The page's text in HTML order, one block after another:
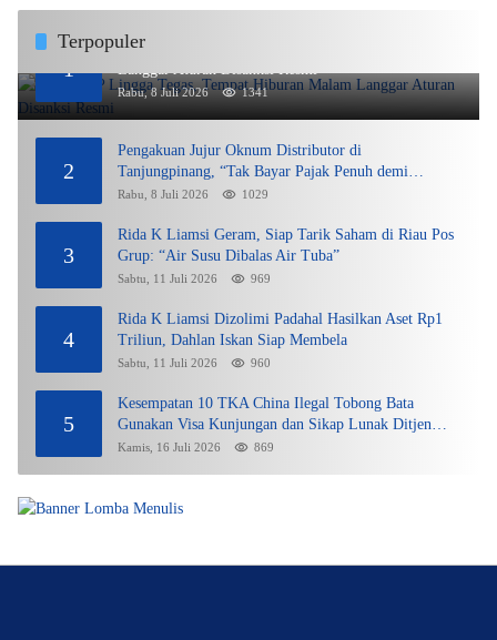
Terpopuler
1
DPMPTSP Lingga Tegas, Tempat Hiburan Malam
Langgar Aturan Disanksi Resmi
Rabu, 8 Juli 2026 1341
2
Pengakuan Jujur Oknum Distributor di
Tanjungpinang, “Tak Bayar Pajak Penuh demi
Untung”
Rabu, 8 Juli 2026 1029
3
Rida K Liamsi Geram, Siap Tarik Saham di Riau Pos
Grup: “Air Susu Dibalas Air Tuba”
Sabtu, 11 Juli 2026 969
4
Rida K Liamsi Dizolimi Padahal Hasilkan Aset Rp1
Triliun, Dahlan Iskan Siap Membela
Sabtu, 11 Juli 2026 960
5
Kesempatan 10 TKA China Ilegal Tobong Bata
Gunakan Visa Kunjungan dan Sikap Lunak Ditjen
Imigrasi Kepri?
Kamis, 16 Juli 2026 869